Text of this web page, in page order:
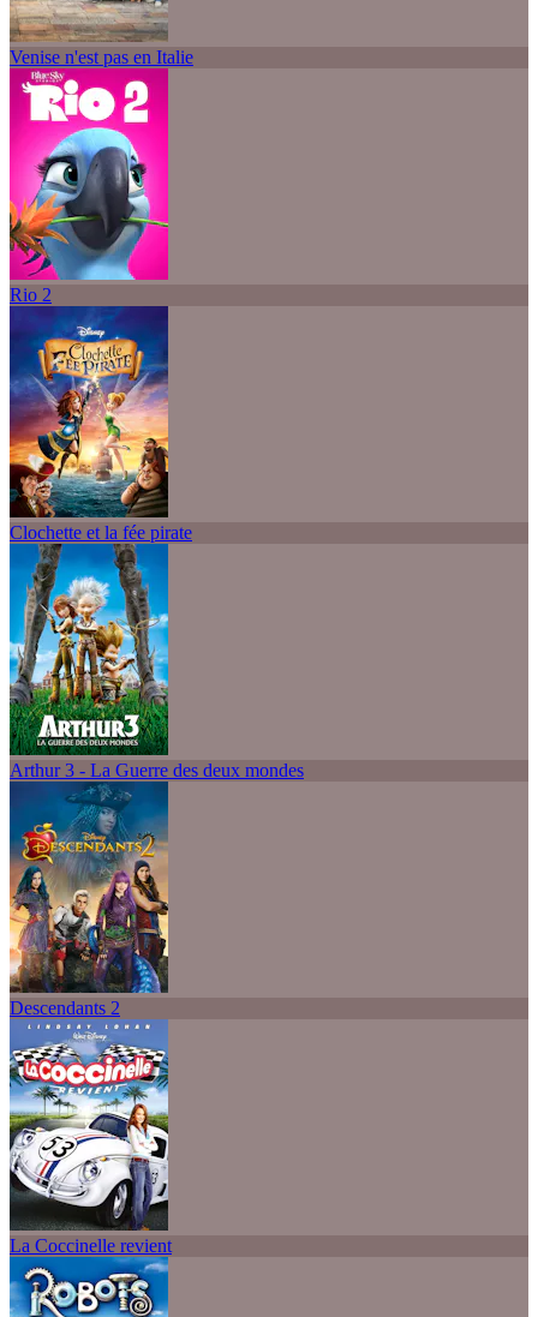
Venise n'est pas en Italie
Rio 2
Clochette et la fée pirate
Arthur 3 - La Guerre des deux mondes
Descendants 2
La Coccinelle revient